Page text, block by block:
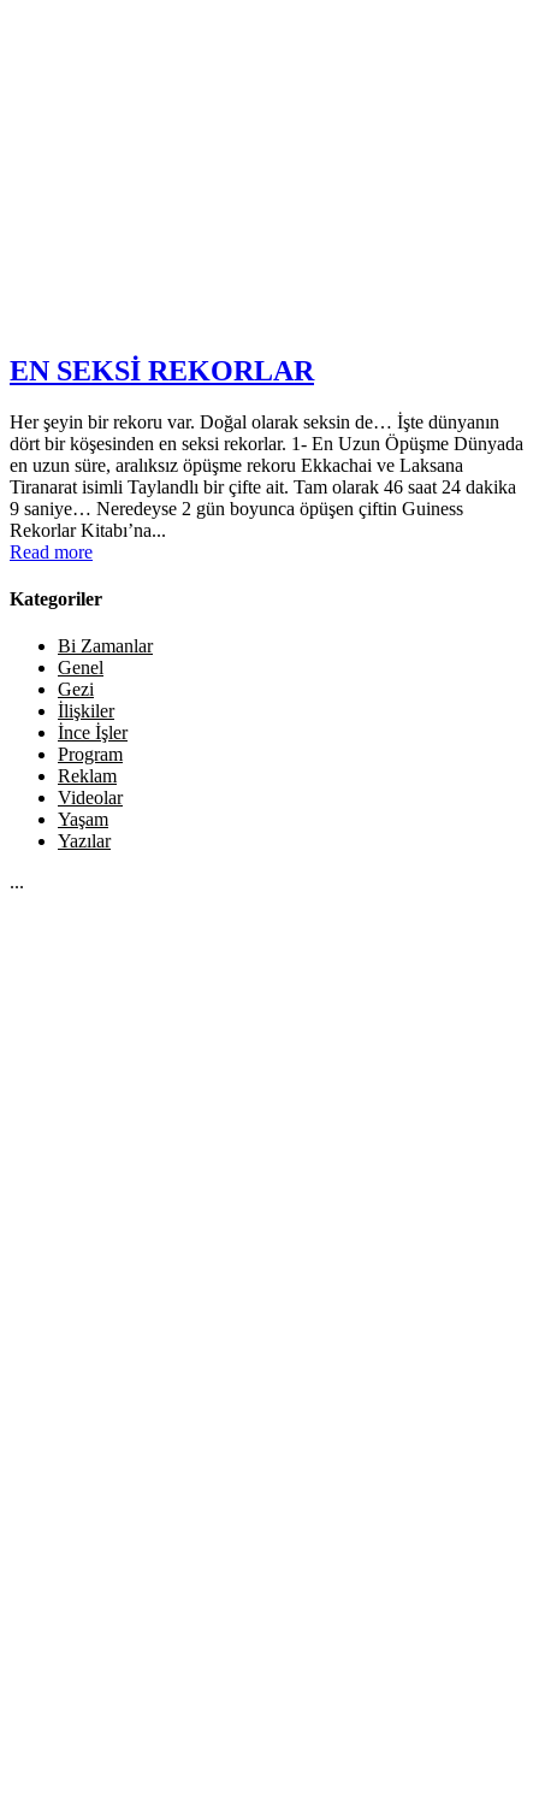
EN SEKSİ REKORLAR
Her şeyin bir rekoru var. Doğal olarak seksin de… İşte dünyanın
dört bir köşesinden en seksi rekorlar. 1- En Uzun Öpüşme Dünyada
en uzun süre, aralıksız öpüşme rekoru Ekkachai ve Laksana
Tiranarat isimli Taylandlı bir çifte ait. Tam olarak 46 saat 24 dakika
9 saniye… Neredeyse 2 gün boyunca öpüşen çiftin Guiness
Rekorlar Kitabı’na...
Read more
Kategoriler
Bi Zamanlar
Genel
Gezi
İlişkiler
İnce İşler
Program
Reklam
Videolar
Yaşam
Yazılar
...